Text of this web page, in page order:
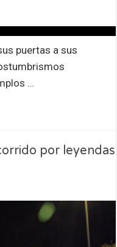
puertas a sus
…
por leyendas